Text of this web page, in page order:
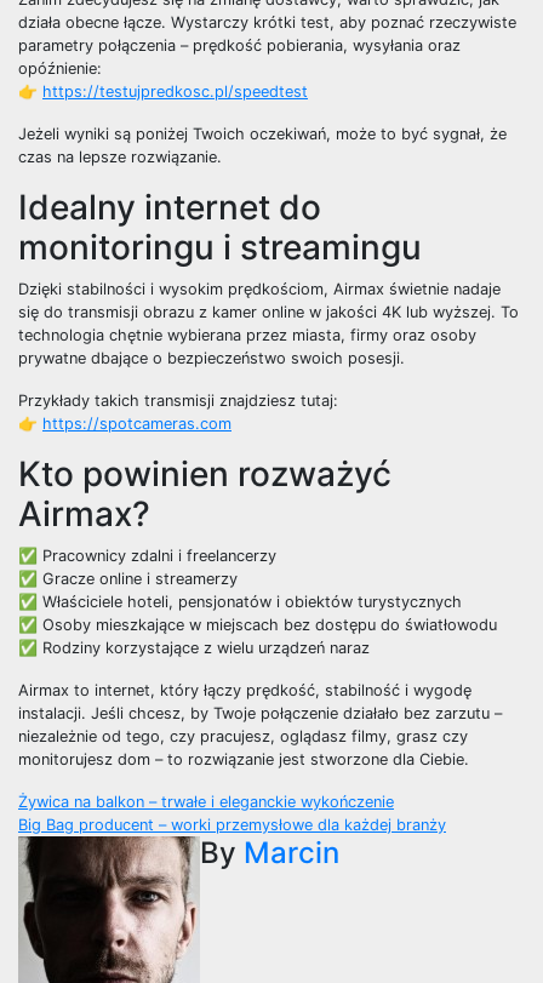
działa obecne łącze. Wystarczy krótki test, aby poznać rzeczywiste
parametry połączenia – prędkość pobierania, wysyłania oraz
opóźnienie:
👉 https://testujpredkosc.pl/speedtest
Jeżeli wyniki są poniżej Twoich oczekiwań, może to być sygnał, że
czas na lepsze rozwiązanie.
Idealny internet do
monitoringu i streamingu
Dzięki stabilności i wysokim prędkościom, Airmax świetnie nadaje
się do transmisji obrazu z kamer online w jakości 4K lub wyższej. To
technologia chętnie wybierana przez miasta, firmy oraz osoby
prywatne dbające o bezpieczeństwo swoich posesji.
Przykłady takich transmisji znajdziesz tutaj:
👉 https://spotcameras.com
Kto powinien rozważyć
Airmax?
✅ Pracownicy zdalni i freelancerzy
✅ Gracze online i streamerzy
✅ Właściciele hoteli, pensjonatów i obiektów turystycznych
✅ Osoby mieszkające w miejscach bez dostępu do światłowodu
✅ Rodziny korzystające z wielu urządzeń naraz
Airmax to internet, który łączy prędkość, stabilność i wygodę
instalacji. Jeśli chcesz, by Twoje połączenie działało bez zarzutu –
niezależnie od tego, czy pracujesz, oglądasz filmy, grasz czy
monitorujesz dom – to rozwiązanie jest stworzone dla Ciebie.
Nawigacja
wpisu
Żywica na balkon – trwałe i eleganckie wykończenie
Big Bag producent – worki przemysłowe dla każdej branży
By Marcin